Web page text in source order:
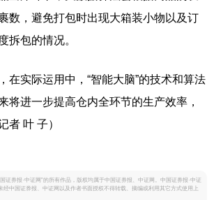
数，避免打包时出现大箱装小物以及订
拆包的情况。
实际运用中，“智能大脑”的技术和算法
将进一步提高仓内全环节的生产效率，
者 叶 子）
证券报·中证网”的所有作品，版权均属于中国证券报、中证网。中国证券报·中证
经中国证券报、中证网以及作者书面授权不得转载、摘编或利用其它方式使用上